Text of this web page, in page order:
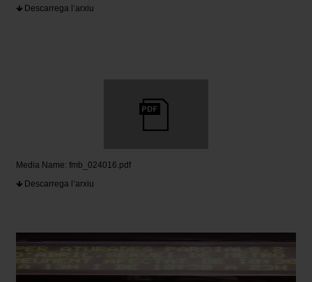
Descarrega l’arxiu
Media Name: fmb_024016.pdf
Descarrega l’arxiu